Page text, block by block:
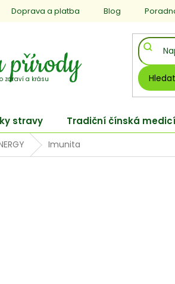
Doprava a platba Blog
Hledat
stravy Tradiční čínská
Imunita